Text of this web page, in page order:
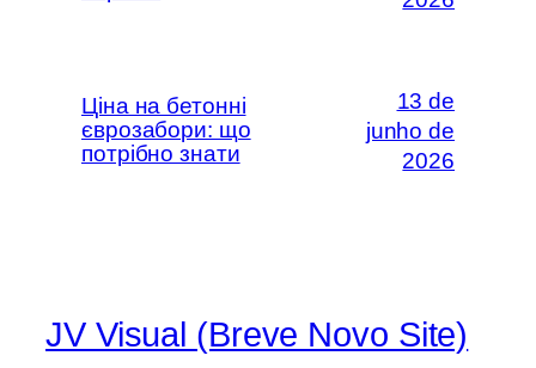
Ціна на бетонні
єврозабори: що
потрібно знати
13 de
junho de
2026
JV Visual (Breve Novo Site)